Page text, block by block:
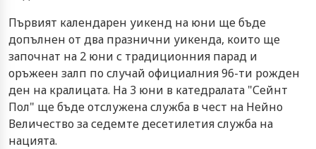
Първият календарен уикенд на юни ще бъде
допълнен от два празнични уикенда, които ще
започнат на 2 юни с традиционния парад и
оръжеен залп по случай официалния 96-ти рожден
ден на кралицата. На 3 юни в катедралата "Сейнт
Пол" ще бъде отслужена служба в чест на Нейно
Величество за седемте десетилетия служба на
нацията.